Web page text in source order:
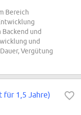
Bereich
und
und
Vergütung
für 1,5 Jahre)